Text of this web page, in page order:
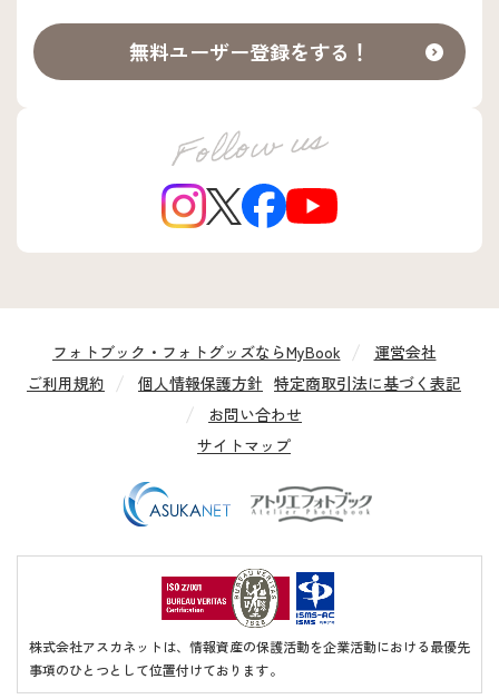
無料ユーザー登録をする！
フォトブック・フォトグッズならMyBook
運営会社
ご利用規約
個人情報保護方針 特定商取引法に基づく表記
お問い合わせ
サイトマップ
株式会社アスカネットは、情報資産の保護活動を企業活動における最優先
事項のひとつとして位置付けております。